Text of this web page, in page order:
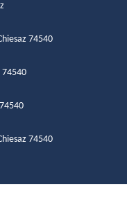
74540
74540
74540